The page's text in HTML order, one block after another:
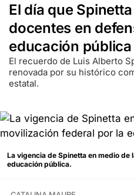
El día que
docentes en
educación pública
El recuerdo de Luis Alberto
renovada por su histórico
estatal.
La vigencia de Spinetta en medio
educación pública.